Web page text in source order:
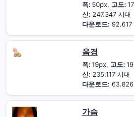
폭: 50px, 고도:
신: 247.347 시대
다운로드: 92.617
음경
폭: 19px, 고도:
신: 235.117 시대
다운로드: 63.826
가슴